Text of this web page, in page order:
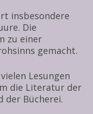
insbesondere
Die
zu einer
gemacht.
Lesungen
die Literatur der
der Bücherei.